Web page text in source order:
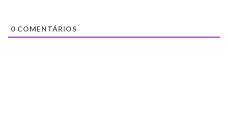
0 COMENTÁRIOS